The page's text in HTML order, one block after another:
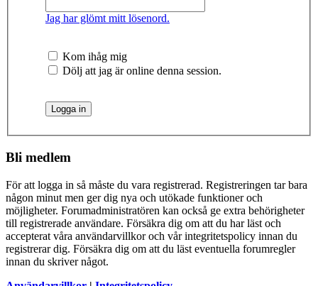
Jag har glömt mitt lösenord.
Kom ihåg mig
Dölj att jag är online denna session.
Bli medlem
För att logga in så måste du vara registrerad. Registreringen tar bara
någon minut men ger dig nya och utökade funktioner och
möjligheter. Forumadministratören kan också ge extra behörigheter
till registrerade användare. Försäkra dig om att du har läst och
accepterat våra användarvillkor och vår integritetspolicy innan du
registrerar dig. Försäkra dig om att du läst eventuella forumregler
innan du skriver något.